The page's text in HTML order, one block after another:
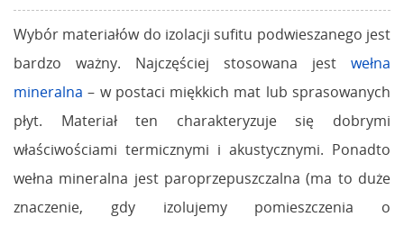
Wybór materiałów do izolacji sufitu podwieszanego jest
bardzo ważny. Najczęściej stosowana jest wełna
mineralna – w postaci miękkich mat lub sprasowanych
płyt. Materiał ten charakteryzuje się dobrymi
właściwościami termicznymi i akustycznymi. Ponadto
wełna mineralna jest paroprzepuszczalna (ma to duże
znaczenie, gdy izolujemy pomieszczenia o